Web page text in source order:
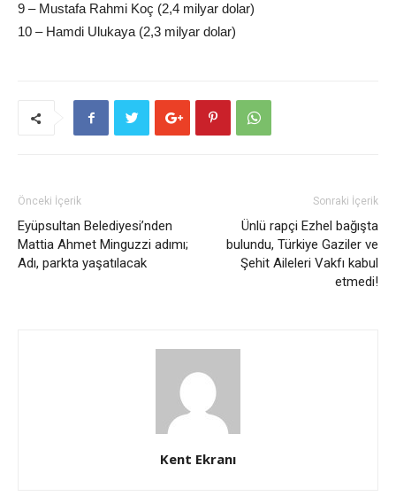
9 – Mustafa Rahmi Koç (2,4 milyar dolar)
10 – Hamdi Ulukaya (2,3 milyar dolar)
Önceki İçerik
Eyüpsultan Belediyesi’nden
Mattia Ahmet Minguzzi adımı;
Adı, parkta yaşatılacak
Sonraki İçerik
Ünlü rapçi Ezhel bağışta
bulundu, Türkiye Gaziler ve
Şehit Aileleri Vakfı kabul
etmedi!
Kent Ekranı